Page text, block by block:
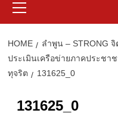
Menu
HOME
ลำพูน – STRONG
ประเมินเครือข่ายภาคประชา
ทุจริต
131625_0
131625_0